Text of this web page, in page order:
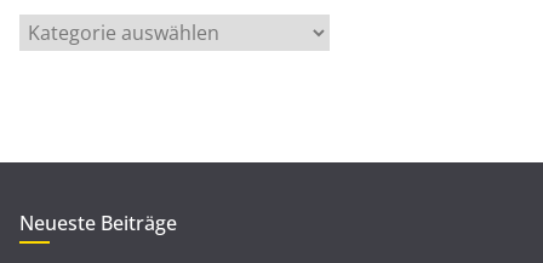
t
h
v
a
r
i
Neueste Beiträge